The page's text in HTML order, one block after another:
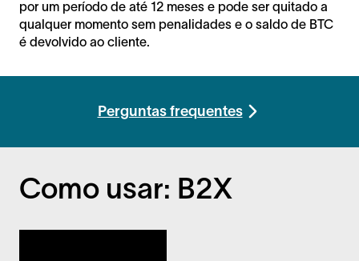
por um período de até 12 meses e pode ser quitado a
qualquer momento sem penalidades e o saldo de BTC
é devolvido ao cliente.
Perguntas frequentes
Como usar: B2X